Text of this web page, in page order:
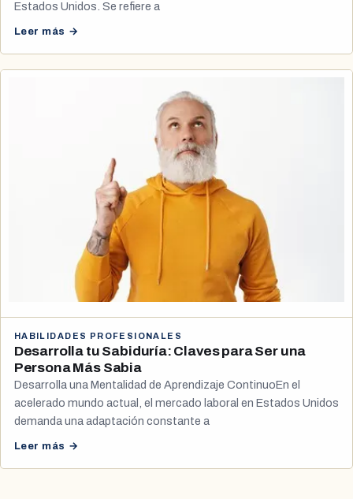
Estados Unidos. Se refiere a
Leer más →
HABILIDADES PROFESIONALES
Desarrolla tu Sabiduría: Claves para Ser una
Persona Más Sabia
Desarrolla una Mentalidad de Aprendizaje ContinuoEn el
acelerado mundo actual, el mercado laboral en Estados Unidos
demanda una adaptación constante a
Leer más →